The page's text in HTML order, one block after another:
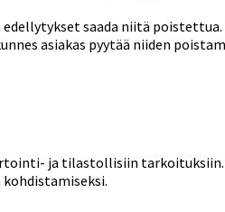
saada niitä
asiakas pyytää niiden
ja tilastollisiin tarkoituksiin.